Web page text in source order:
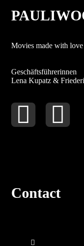
Movies made with
Geschäftsführerinnen
Lena Kupatz &
Contact